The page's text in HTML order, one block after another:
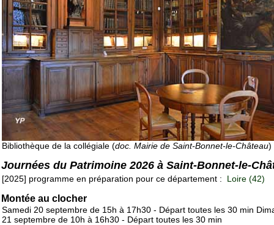
Bibliothèque de la collégiale (doc. Mairie de Saint-Bonnet-le-Château)
Journées du Patrimoine 2026 à Saint-Bonnet-le-
[2025] programme en préparation pour ce département : Loire (42)
Montée au clocher
Samedi 20 septembre de 15h à 17h30 - Départ toutes les 30 min
21 septembre de 10h à 16h30 - Départ toutes les 30 min